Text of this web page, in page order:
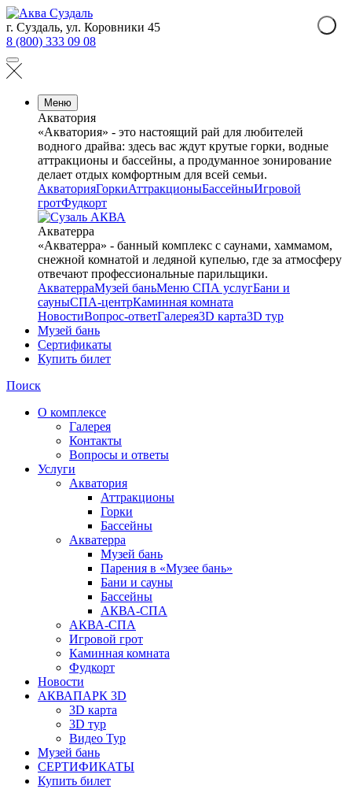
г. Суздаль, ул. Коровники 45
8 (800) 333 09 08
Меню
Акватория
«Акватория» - это настоящий рай для любителей
водного драйва: здесь вас ждут крутые горки, водные
аттракционы и бассейны, а продуманное зонирование
делает отдых комфортным для всей семьи.
АкваторияГоркиАттракционыБассейныИгровой
гротФудкорт
Акватерра
«Акватерра» - банный комплекс с саунами, хаммамом,
снежной комнатой и ледяной купелью, где за атмосферу
отвечают профессиональные парильщики.
АкватерраМузей баньМеню СПА услугБани и
сауныСПА-центрКаминная комната
НовостиВопрос-ответГалерея3D карта3D тур
Музей бань
Сертификаты
Купить билет
Поиск
О комплексе
Галерея
Контакты
Вопросы и ответы
Услуги
Акватория
Аттракционы
Горки
Бассейны
Акватерра
Музей бань
Парения в «Музее бань»
Бани и сауны
Бассейны
АКВА-СПА
АКВА-СПА
Игровой грот
Каминная комната
Фудкорт
Новости
АКВАПАРК 3D
3D карта
3D тур
Видео Тур
Музей бань
СЕРТИФИКАТЫ
Купить билет